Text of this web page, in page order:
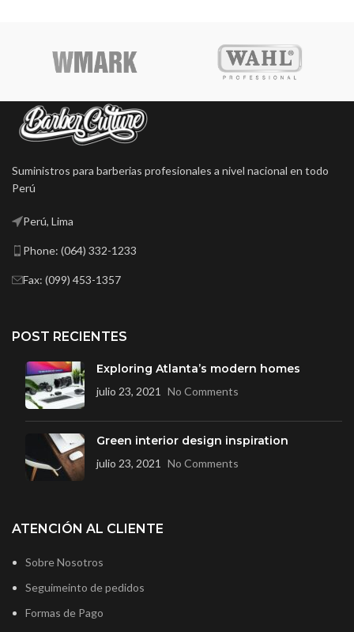
Suministros para barberias profesionales a nivel nacional en todo
Perú
Perú, Lima
Phone: (064) 332-1233
Fax: (099) 453-1357
POST RECIENTES
Exploring Atlanta’s modern homes
julio 23, 2021 No Comments
Green interior design inspiration
julio 23, 2021 No Comments
ATENCIÓN AL CLIENTE
Sobre Nosotros
Seguimeinto de pedidos
Formas de Pago